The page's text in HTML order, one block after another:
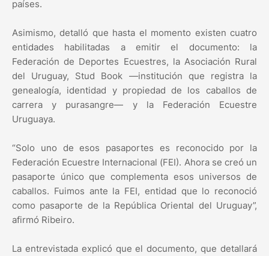
países.
Asimismo, detalló que hasta el momento existen cuatro
entidades habilitadas a emitir el documento: la
Federación de Deportes Ecuestres, la Asociación Rural
del Uruguay, Stud Book —institución que registra la
genealogía, identidad y propiedad de los caballos de
carrera y purasangre— y la Federación Ecuestre
Uruguaya.
“Solo uno de esos pasaportes es reconocido por la
Federación Ecuestre Internacional (FEI). Ahora se creó un
pasaporte único que complementa esos universos de
caballos. Fuimos ante la FEI, entidad que lo reconoció
como pasaporte de la República Oriental del Uruguay”,
afirmó Ribeiro.
La entrevistada explicó que el documento, que detallará